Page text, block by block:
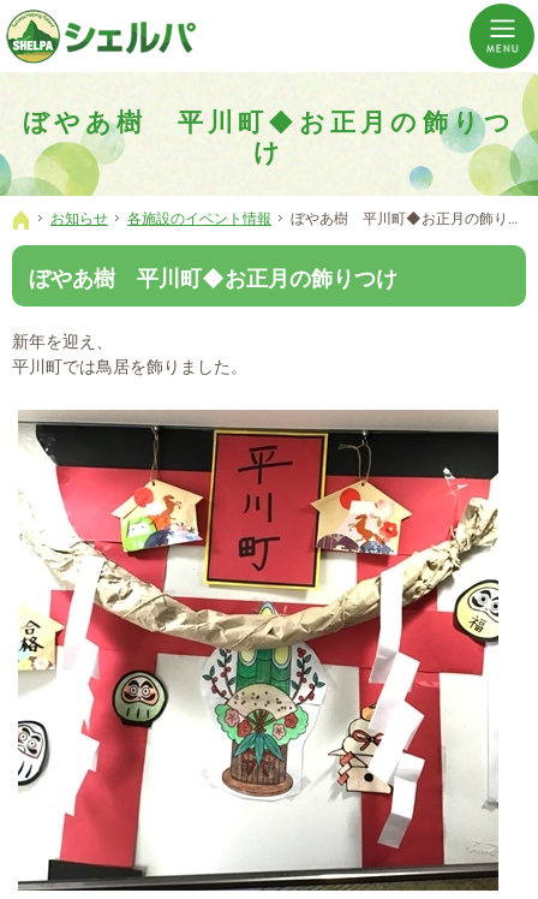
ぼやあ樹 平川町◆お正月の飾りつ
け
介護の「通い・泊まり・訪問」から必要なものだけをご提供。介護のことならシェルパへ。
横浜市神奈川区 事業所数No,1の小規模多機能型居宅介護ぼやあ樹
ホーム
お知らせ 各施設のイベント情報 ぼやあ樹 平川町◆お正月の飾りつけ
ぼやあ樹 平川町◆お正月の飾りつけ
新年を迎え、
平川町では鳥居を飾りました。